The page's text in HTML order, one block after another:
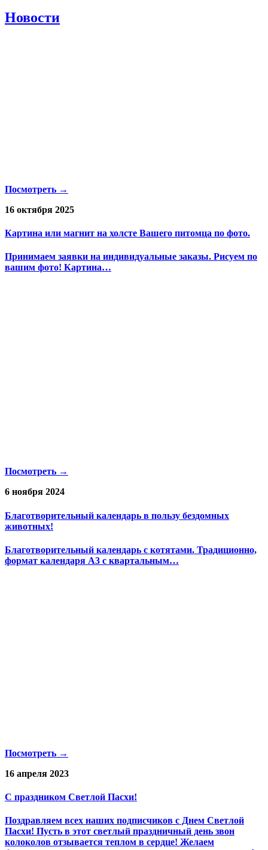
Новости
Посмотреть →
16 октября 2025
Картина или магнит на холсте Вашего питомца по фото.
Принимаем заявки на индивидуальные заказы. Рисуем по
вашим фото! Картина…
Посмотреть →
6 ноября 2024
Благотворительный календарь в пользу бездомных
животных!
Благотворительный календарь с котятами. Традиционно,
формат календаря А3 с квартальным…
Посмотреть →
16 апреля 2023
С праздником Светлой Пасхи!
Поздравляем всех наших подписчиков с Днем Светлой
Пасхи! Пусть в этот светлый праздничный день звон
колоколов отзывается теплом в сердце! Желаем